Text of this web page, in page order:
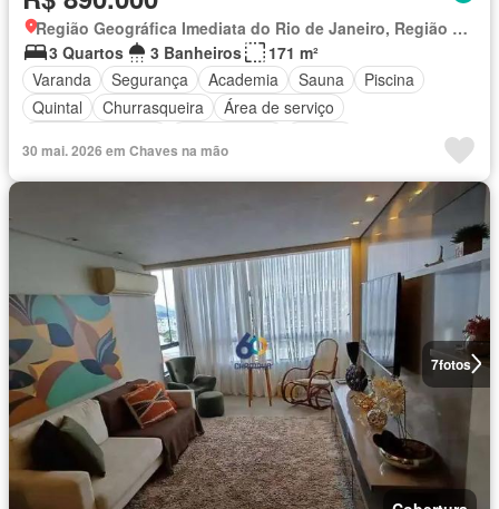
Região Geográfica Imediata do Rio de Janeiro, Região Metropolitana do Rio de Janeiro
3 Quartos
3 Banheiros
171 m²
Varanda
Segurança Academia Sauna
Piscina
Quintal
Churrasqueira
Área de serviço
30 mai. 2026 em Chaves na mão
7fotos